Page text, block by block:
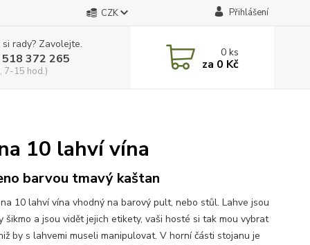
CZK Přihlášení
rady? Zavolejte.
372 265
7-15 hod.)
0ks
za 0 Kč
10 lahví vína
barvou tmavý kaštan
10 lahví vína vhodný na barový pult, nebo stůl. Lahve jsou
šikmo a jsou vidět jejich etikety, vaši hosté si tak mou vybrat
by s lahvemi museli manipulovat. V horní části stojanu je